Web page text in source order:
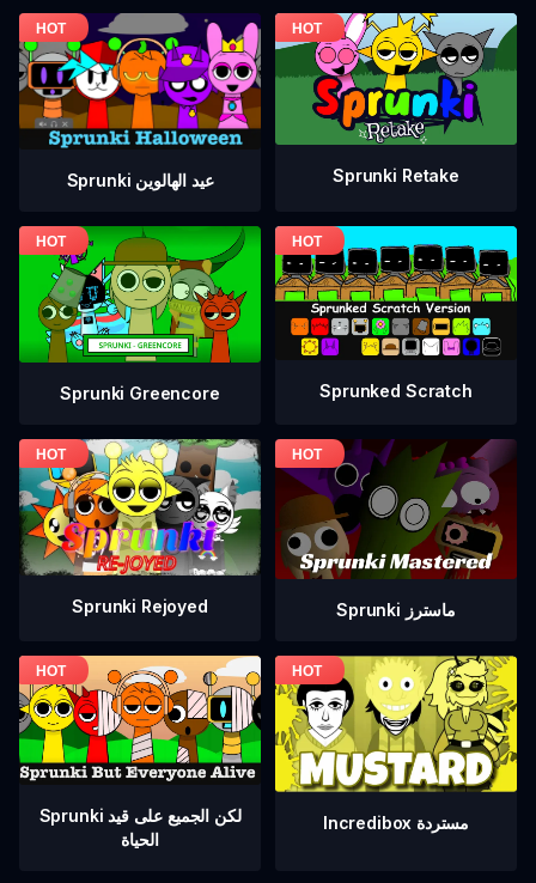
Sprunki عيد الهالوين Sprunki Retake
Sprunki Greencore Sprunked Scratch
Sprunki Rejoyed Sprunki ماسترز
Sprunki لكن الجميع على قيد
الحياة
Incredibox مستردة